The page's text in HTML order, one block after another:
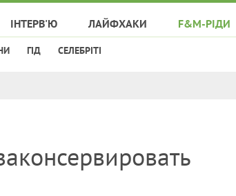
ІНТЕРВ'Ю ЛАЙФХАКИ F&M-РІДИ
ГІД СЕЛЕБРІТІ